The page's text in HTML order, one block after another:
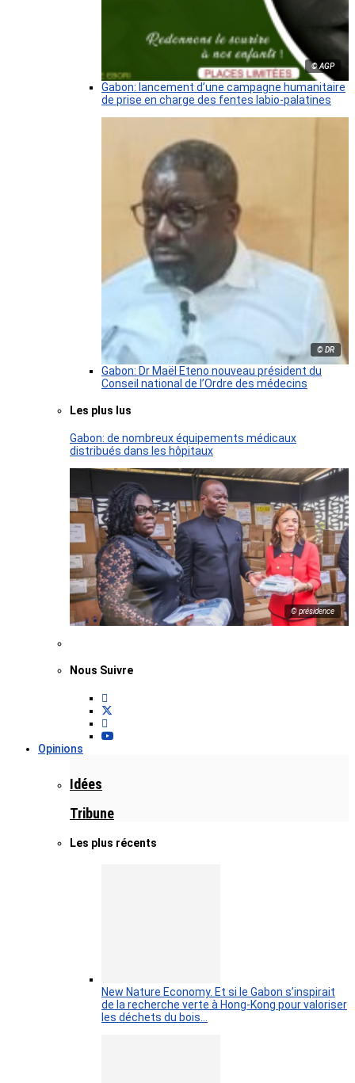
© AGP
Gabon: lancement d’une campagne humanitaire
de prise en charge des fentes labio-palatines
© DR
Gabon: Dr Maël Eteno nouveau président du
Conseil national de l’Ordre des médecins
Les plus lus
Gabon: de nombreux équipements médicaux
distribués dans les hôpitaux
© présidence
Nous Suivre
Opinions
Idées
Tribune
Les plus récents
New Nature Economy. Et si le Gabon s’inspirait
de la recherche verte à Hong-Kong pour valoriser
les déchets du bois…